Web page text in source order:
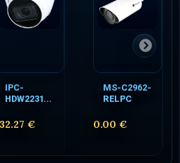
IPC-
HDW2231...
€
MS-C2962-
RELPC
0.00 €